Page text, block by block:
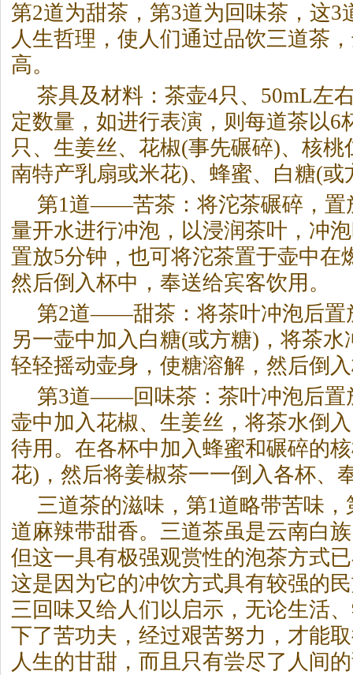
第2道为甜茶 ，第3道为回味茶 ，这3
人生哲理，使人们通过品饮三道茶
高。
茶具及材料： 茶壶4只、50mL左
定数量，如进行表演，则每道茶以6
只、生姜丝、花椒(事先碾碎)、核
南特产乳扇或米花)、蜂蜜、白糖(或
第1道——苦茶 ：将沱茶碾碎，置
量开水进行冲泡，以浸润茶叶，冲
置放5分钟，也可将沱茶置于壶中在
然后倒入杯中，奉送给宾客饮用。
第2道——甜茶 ：将茶叶冲泡后置
另一壶中加入白糖(或方糖)，将茶水
轻轻摇动壶身，使糖溶解，然后倒
第3道——回味茶 ： 茶叶冲泡后置
壶中加入花椒、生姜丝，将茶水倒
待用。在各杯中加入蜂蜜和碾碎的
花)，然后将姜椒茶一一倒入各杯、
三道茶的滋味，第1道略带苦味
道麻辣带甜香。三道茶虽是云南白
但这一具有极强观赏性的泡茶方式
这是因为它的冲饮方式具有较强的
三回味又给人们以启示，无论生活
下了苦功夫，经过艰苦努力，才能
人生的甘甜，而且只有尝尽了人间